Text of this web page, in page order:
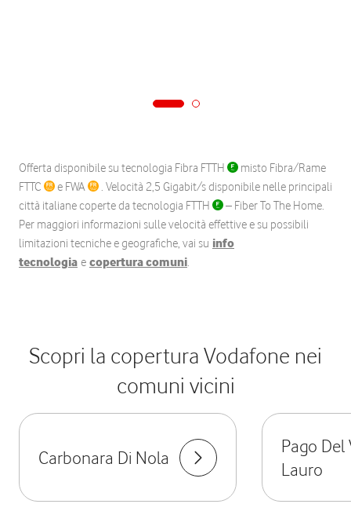
Offerta disponibile su tecnologia Fibra FTTH
misto Fibra/Rame
FTTC
e FWA
. Velocità 2,5 Gigabit/s disponibile nelle principali
città italiane coperte da tecnologia FTTH
– Fiber To The Home.
Per maggiori informazioni sulle velocità effettive e su possibili
limitazioni tecniche e geografiche, vai su info
tecnologia e copertura comuni.
Scopri la copertura Vodafone nei
comuni vicini
Carbonara Di Nola
Pago Del
Lauro